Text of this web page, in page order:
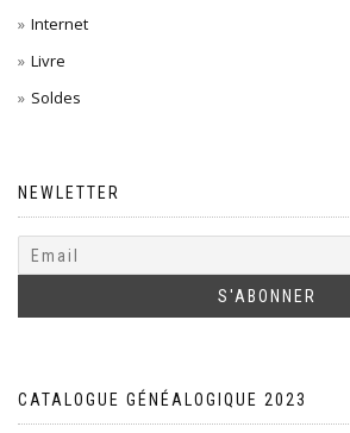
Internet
Livre
Soldes
NEWLETTER
CATALOGUE GÉNÉALOGIQUE 2023